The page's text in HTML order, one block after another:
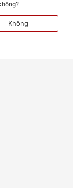
Không